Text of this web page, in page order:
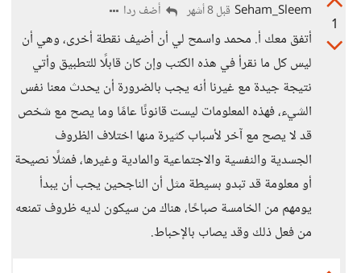
1
Seham_Sleem قبل 8 أشهر أضف ردا
أتفق معك أ. محمد واسمح لي أن أضيف نقطة أخرى، وهي أن
ليس كل ما نقرأ في هذه الكتب وإن كان قابلًا للتطبيق وأتي
نتيجة جيدة مع غيرنا أنه يجب بالضرورة أن يحدث معنا نفس
الشيء، فهذه المعلومات ليست قانونًا عامًا وما يصح مع شخص
قد لا يصح مع آخر لأسباب كثيرة منها اختلاف الظروف
الجسدية والنفسية والاجتماعية والمادية وغيرها، فمثلًا نصيحة
أو معلومة قد تبدو بسيطة مثل أن الناجحين يجب أن يبدأ
يومهم من الخامسة صباحًا، هناك من سيكون لديه ظروف تمنعه
من فعل ذلك وقد يصاب بالإحباط.